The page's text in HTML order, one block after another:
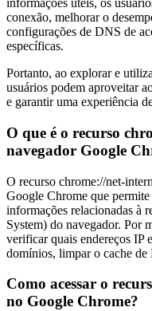
informações úteis, os
conexão, melhorar o
configurações de DNS de
específicas.
Portanto, ao explorar e
usuários podem aproveitar
e garantir uma experiência
O que é o recurso
navegador Google
O recurso chrome://net-
Google Chrome que
informações relacionadas à
System) do navegador. Por
verificar quais endereços IP
domínios, limpar o cache
Como acessar o
no Google Chrome?